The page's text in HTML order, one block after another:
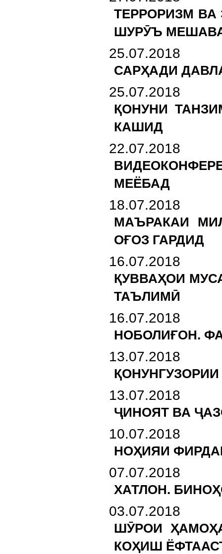
ТЕРРОРИЗМ ВА
ШУРӮЪ
25.07.2018
САРҲАДИ
25.07.2018
ҚОНУНИ
КАШИД
22.07.2018
МЕЁБАД
18.07.2018
МАЪРАКАИ
ОҒОЗ ГАРДИД
16.07.2018
ҚУВВАҲОИ
ТАЪЛИМӢ
16.07.2018
НОБОЛИҒОН.
13.07.2018
13.07.2018
ҶИНОЯТ ВА
10.07.2018
НОҲИЯИ
07.07.2018
ХАТЛОН.
03.07.2018
ШӮРОИ
КОҲИШ